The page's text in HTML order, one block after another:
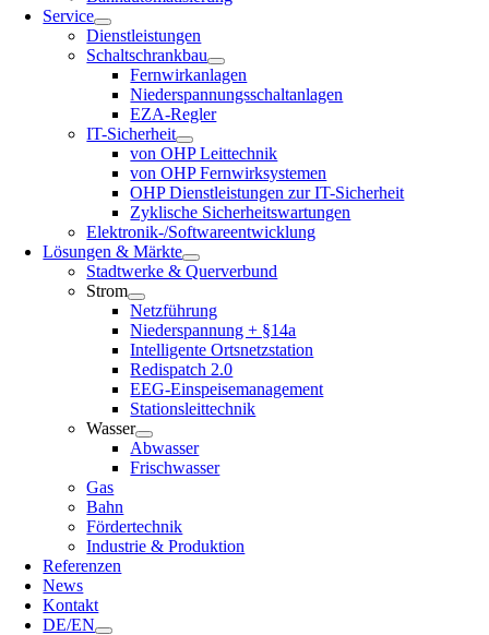
Service
Dienstleistungen
Schaltschrankbau
Fernwirkanlagen
Niederspannungsschaltanlagen
EZA-Regler
IT-Sicherheit
von OHP Leittechnik
von OHP Fernwirksystemen
OHP Dienstleistungen zur IT-Sicherheit
Zyklische Sicherheitswartungen
Elektronik-/Softwareentwicklung
Lösungen & Märkte
Stadtwerke & Querverbund
Strom
Netzführung
Niederspannung + §14a
Intelligente Ortsnetzstation
Redispatch 2.0
EEG-Einspeisemanagement
Stationsleittechnik
Wasser
Abwasser
Frischwasser
Gas
Bahn
Fördertechnik
Industrie & Produktion
Referenzen
News
Kontakt
DE/EN